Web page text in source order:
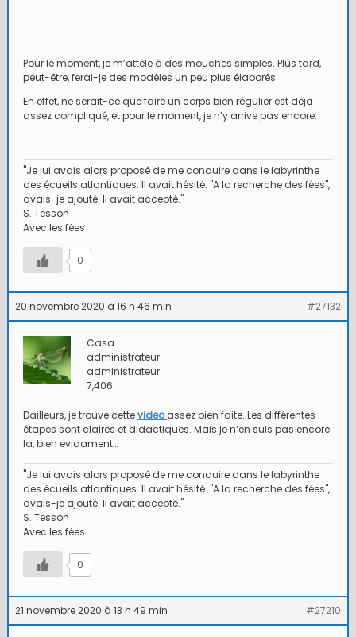
Pour le moment, je m’attèle à des mouches simples. Plus tard,
peut-être, ferai-je des modèles un peu plus élaborés.
En effet, ne serait-ce que faire un corps bien régulier est déja
assez compliqué, et pour le moment, je n’y arrive pas encore.
"Je lui avais alors proposé de me conduire dans le labyrinthe
des écueils atlantiques. Il avait hésité. "A la recherche des fées",
avais-je ajouté. Il avait accepté."
S. Tesson
Avec les fées
0
20 novembre 2020 à 16 h 46 min #27132
Casa
administrateur
administrateur
7,406
Dailleurs, je trouve cettevideo assez bien faite. Les différentes
étapes sont claires et didactiques. Mais je n’en suis pas encore
la, bien evidament…
"Je lui avais alors proposé de me conduire dans le labyrinthe
des écueils atlantiques. Il avait hésité. "A la recherche des fées",
avais-je ajouté. Il avait accepté."
S. Tesson
Avec les fées
0
21 novembre 2020 à 13 h 49 min #27210